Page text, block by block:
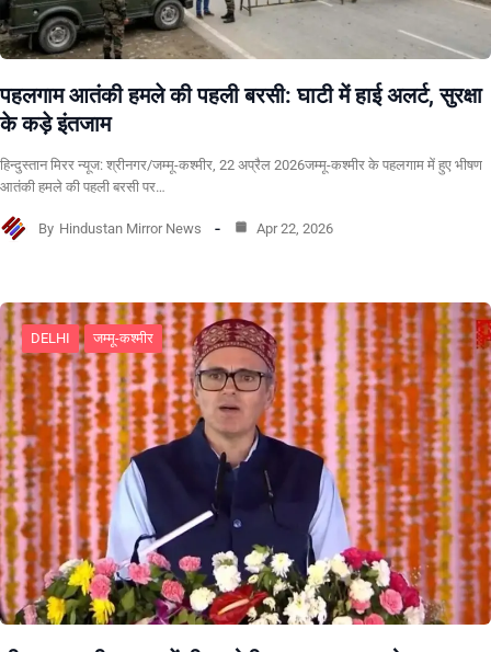
पहलगाम आतंकी हमले की पहली बरसी: घाटी में हाई अलर्ट, सुरक्षा
के कड़े इंतजाम
हिन्दुस्तान मिरर न्यूज: श्रीनगर/जम्मू-कश्मीर, 22 अप्रैल 2026जम्मू-कश्मीर के पहलगाम में हुए भीषण
आतंकी हमले की पहली बरसी पर…
By Hindustan Mirror News Apr 22, 2026
DELHI जम्मू-कश्मीर